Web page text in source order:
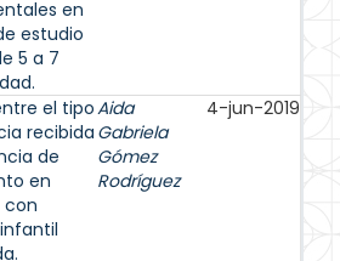
en
estudio
5 a 7
el tipo
recibida
de
en
con
Aida
Gabriela
Gómez
Rodríguez
4-jun-2019